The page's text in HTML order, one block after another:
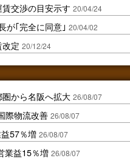
交渉の目安示す 20/04/24
が｢完全に同意｣ 20/04/02
定 20/12/24
から名阪へ拡大 26/08/07
際物流改善 26/08/07
57％増 26/08/07
業益15％増 26/08/07